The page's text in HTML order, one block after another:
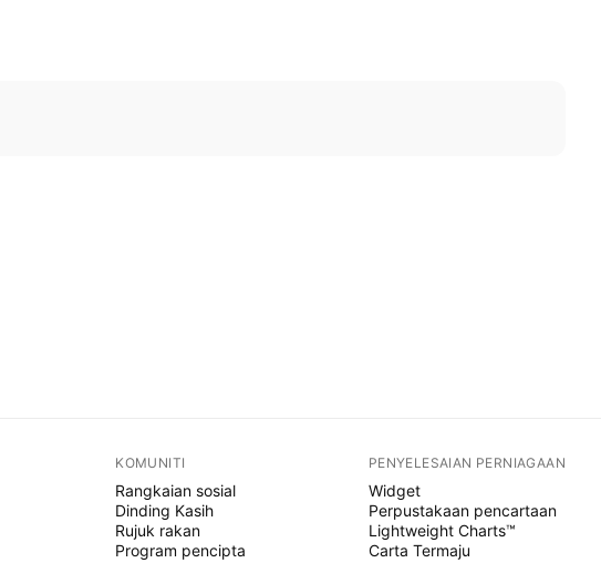
KOMUNITI
Rangkaian sosial
Dinding Kasih
Rujuk rakan
Program pencipta
PENYELESAIAN PERNIAGAAN
Widget
Perpustakaan pencartaan
Lightweight Charts™
Carta Termaju